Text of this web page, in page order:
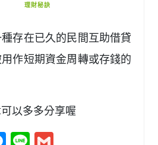
理財秘訣
種存在已久的民間互助借貸
作短期資金周轉或存錢的
以多多分享喔